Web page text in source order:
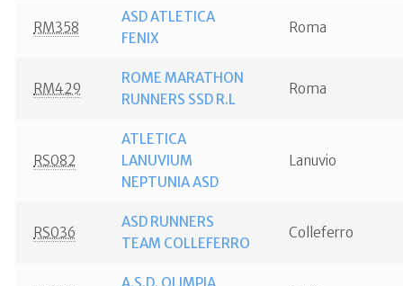
RM358
ASD ATLETICA
FENIX
Roma
RM429
ROME MARATHON
RUNNERS SSD R.L
Roma
RS082
ATLETICA
LANUVIUM
NEPTUNIA ASD
Lanuvio
RS036
ASD RUNNERS
TEAM COLLEFERRO
Colleferro